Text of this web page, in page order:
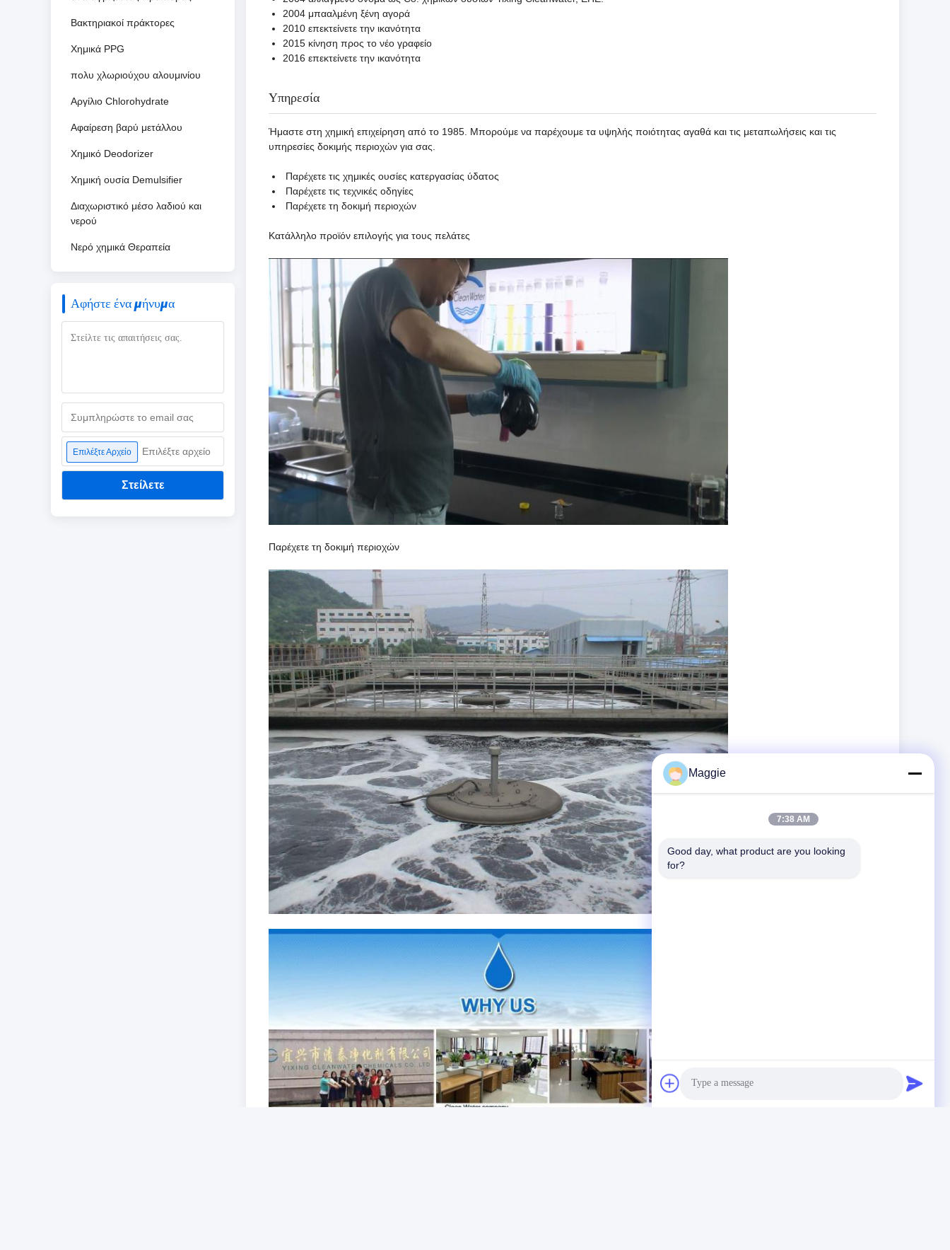
Βακτηριακοί πράκτορες
Χημικά PPG
πολυ χλωριούχου αλουμινίου
Αργίλιο Chlorohydrate
Αφαίρεση βαρύ μετάλλου
Χημικό Deodorizer
Χημική ουσία Demulsifier
Διαχωριστικό μέσο λαδιού και
νερού
Νερό χημικά Θεραπεία
Αφήστε ένα μήνυμα
Επιλέξτε Αρχείο Επιλέξτε αρχείο
Στείλετε
2004 μπααλμένη ξένη αγορά
2010 επεκτείνετε την ικανότητα
2015 κίνηση προς το νέο γραφείο
2016 επεκτείνετε την ικανότητα
Υπηρεσία
Ήμαστε στη χημική επιχείρηση από το 1985. Μπορούμε να παρέχουμε τα υψηλής ποιότητας αγαθά και τις μεταπωλήσεις και τις
υπηρεσίες δοκιμής περιοχών για σας.
Παρέχετε τις χημικές ουσίες κατεργασίας ύδατος
Παρέχετε τις τεχνικές οδηγίες
Παρέχετε τη δοκιμή περιοχών
Κατάλληλο προϊόν επιλογής για τους πελάτες
Παρέχετε τη δοκιμή περιοχών
Maggie
7:38 AM
Good day, what product are you looking
for?